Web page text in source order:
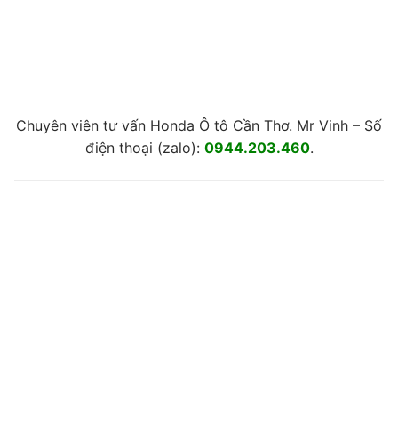
Chuyên viên tư vấn Honda Ô tô Cần Thơ. Mr Vinh – Số
điện thoại (zalo): 0944.203.460.